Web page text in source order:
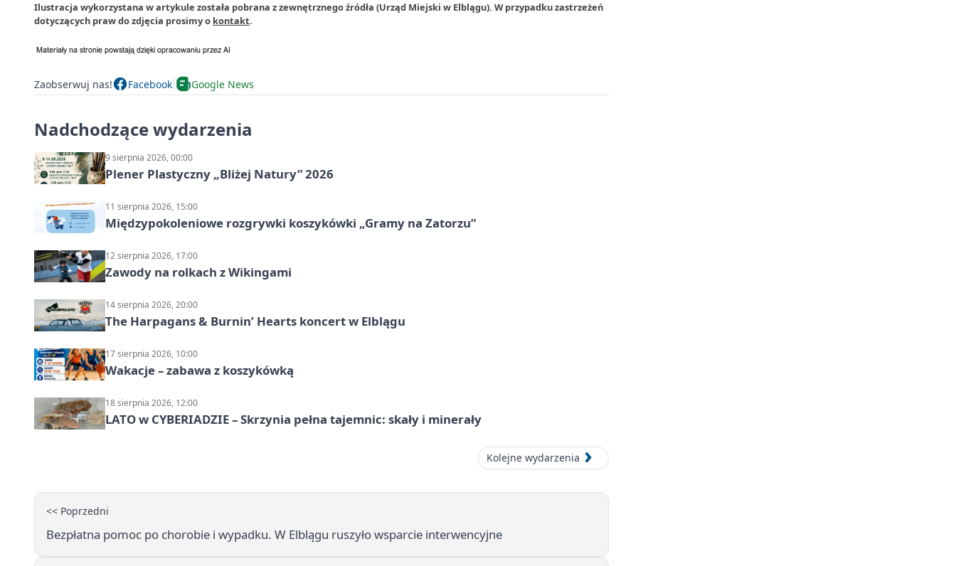
Ilustracja wykorzystana w artykule została pobrana z zewnętrznego źródła (Urząd Miejski w Elblągu). W przypadku zastrzeżeń
dotyczących praw do zdjęcia prosimy o kontakt.
Zaobserwuj nas! Facebook Google News
Nadchodzące wydarzenia
9 sierpnia 2026, 00:00
Plener Plastyczny „Bliżej Natury” 2026
11 sierpnia 2026, 15:00
Międzypokoleniowe rozgrywki koszykówki „Gramy na Zatorzu”
12 sierpnia 2026, 17:00
Zawody na rolkach z Wikingami
14 sierpnia 2026, 20:00
The Harpagans & Burnin’ Hearts koncert w Elblągu
17 sierpnia 2026, 10:00
Wakacje – zabawa z koszykówką
18 sierpnia 2026, 12:00
LATO w CYBERIADZIE – Skrzynia pełna tajemnic: skały i minerały
Kolejne wydarzenia
<< Poprzedni
Bezpłatna pomoc po chorobie i wypadku. W Elblągu ruszyło wsparcie interwencyjne